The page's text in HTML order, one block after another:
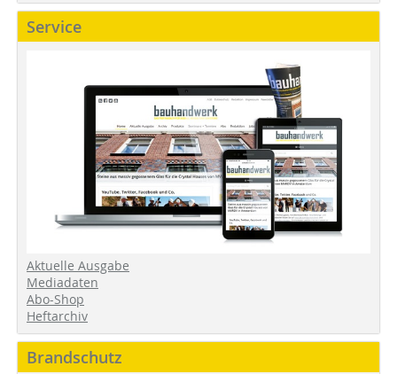
Service
Aktuelle Ausgabe
Mediadaten
Abo-Shop
Heftarchiv
Brandschutz